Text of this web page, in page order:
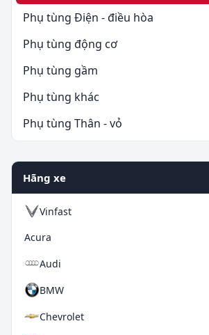
Phụ tùng Điện - điều hòa
Phụ tùng động cơ
Phụ tùng gầm
Phụ tùng khác
Phụ tùng Thân - vỏ
Hãng xe
Vinfast
Acura
Audi
BMW
Chevrolet